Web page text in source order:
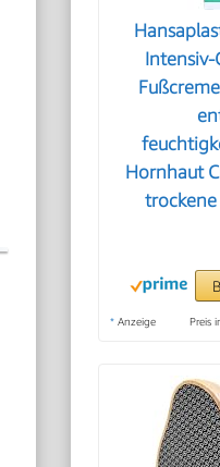
Intensiv-
Hornhaut
* Anzeige Preis